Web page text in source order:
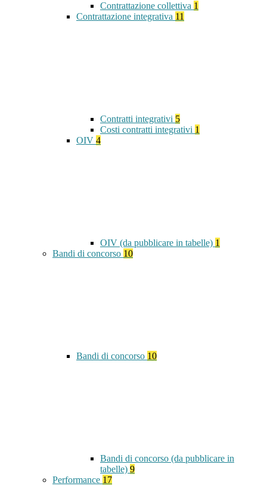
Contrattazione collettiva 1
Contrattazione integrativa 11
Contratti integrativi 5
Costi contratti integrativi 1
OIV 4
OIV (da pubblicare in tabelle) 1
Bandi di concorso 10
Bandi di concorso 10
Bandi di concorso (da pubblicare in
tabelle) 9
Performance 17